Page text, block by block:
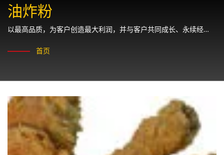
油炸粉
以最高品质，为客户创造最大利润，并与客户共同成长、永续经
首页